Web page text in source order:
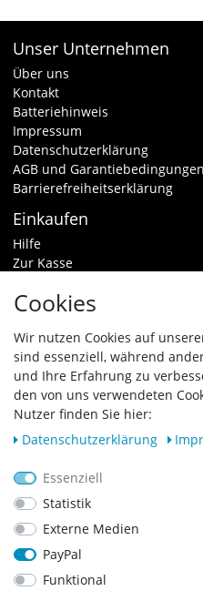
Unser Unternehmen
Über uns
Kontakt
Batteriehinweis
Impressum
Datenschutzerklärung
AGB und Garantiebedingungen
Barrierefreiheitserklärung
Einkaufen
Hilfe
Zur Kasse
Zahlungsarten & Versand
Vertrag widerrufen
Zahlungsarten
Cookies
Wir nutzen Cookies auf
sind essenziell, während
und Ihre Erfahrung zu
den von uns verwendeten
Nutzer finden Sie hier:
Daten­schutz­erklärung
Essenziell
Statistik
Externe Medien
PayPal
Funktional